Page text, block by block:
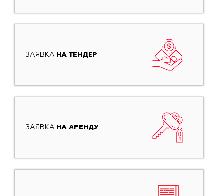
ЗАЯВКА НА ТЕНДЕР
ЗАЯВКА НА АРЕНДУ